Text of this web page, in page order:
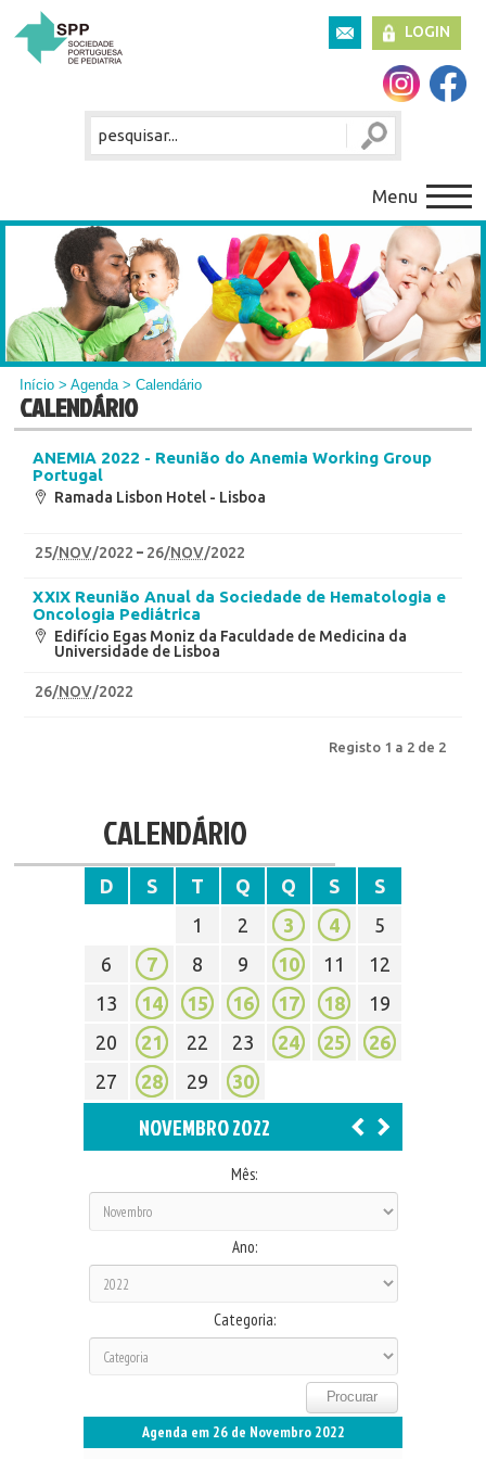
LOGIN
Menu
Início >Agenda> Calendário
CALENDÁRIO
ANEMIA 2022 - Reunião do Anemia Working Group
Portugal
Ramada Lisbon Hotel - Lisboa
25/NOV/2022 26/NOV/2022
XXIX Reunião Anual da Sociedade de Hematologia e
Oncologia Pediátrica
Edifício Egas Moniz da Faculdade de Medicina da
Universidade de Lisboa
26/NOV/2022
Registo 1 a 2 de 2
CALENDÁRIO
D S T Q Q S
S
1
2 3 4
5
6
7 8 9 10 11
12
13
14 15 16 17 18
19
20
21 22 23 24 25
26
27
28 29 30
NOVEMBRO 2022
Mês:
Ano:
Categoria:
Agenda em 26 de Novembro 2022